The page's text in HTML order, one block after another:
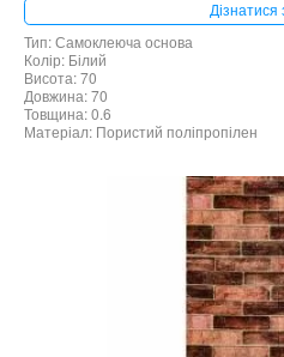
Дізнатися
Тип: Самоклеюча основа
Колір: Білий
Висота: 70
Довжина: 70
Товщина: 0.6
Матеріал: Пористий поліпропілен